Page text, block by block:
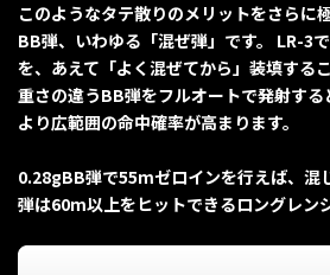
このようなタテ散りのメリットをさらに
BB弾、いわゆる「混ぜ弾」です。 LR-3
を、あえて「よく混ぜてから」装填する
重さの違うBB弾をフルオートで発射する
より広範囲の命中確率が高まります。
0.28gBB弾で55mゼロインを行えば、混
弾は60m以上をヒットできるロングレン